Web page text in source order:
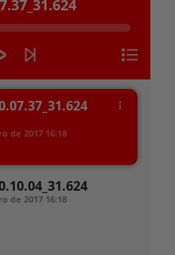
de 2017 16:18
de 2017 16:18